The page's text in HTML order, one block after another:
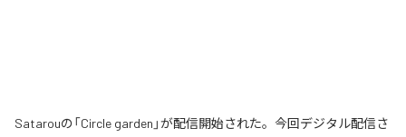
Satarouの「Circle garden」が配信開始された。今回デジタル配信さ